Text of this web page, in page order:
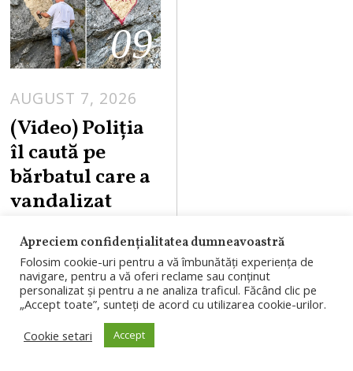
09
AUGUST 7, 2026
U
G
S
,
2
0
2
6
(Video) Poliția
îl caută pe
bărbatul care a
vandalizat
nul din „iubire”.
Ce sancțiuni
riscă. Replica
bărbatului
filmat în timp
Apreciem confidențialitatea dumneavoastră
Folosim cookie-uri pentru a vă îmbunătăți experiența de
navigare, pentru a vă oferi reclame sau conținut
personalizat și pentru a ne analiza traficul. Făcând clic pe
„Accept toate”, sunteți de acord cu utilizarea cookie-urilor.
Cookie setari
Accept